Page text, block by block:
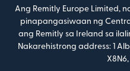
Ang Remitly Europe Limited,
pinapangasiwaan ng
ang Remitly sa Ireland sa
Nakarehistrong address: 1